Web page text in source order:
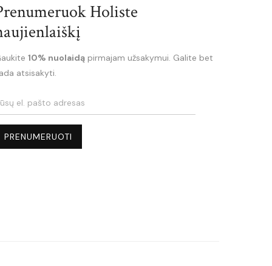
Holiste
10% nuolaidą pirmajam užsakymui. Galite bet
atsisakyti.